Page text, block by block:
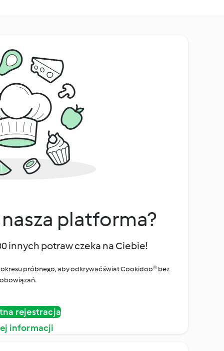
platforma?
innych potraw czeka na Ciebie!
próbnego, aby odkrywać świat Cookidoo® bez
rejestracja
informacji